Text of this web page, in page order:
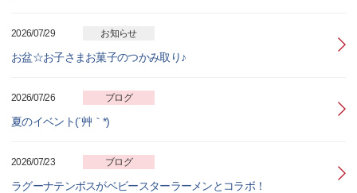
2026/07/29 お知らせ
お盆☆お子さまお菓子のつかみ取り♪
2026/07/26 ブログ
夏のイベント(´艸｀*)
2026/07/23 ブログ
ラグーナテンボスがベビースターラーメンとコラボ！